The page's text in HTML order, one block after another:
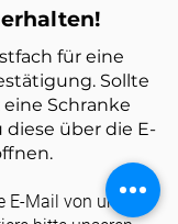
für eine
Sollte
Schranke
über die E-
Mail von uns